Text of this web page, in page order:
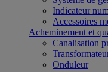
Indicateur
Accessoires
Acheminement et
Canalisation
Onduleur